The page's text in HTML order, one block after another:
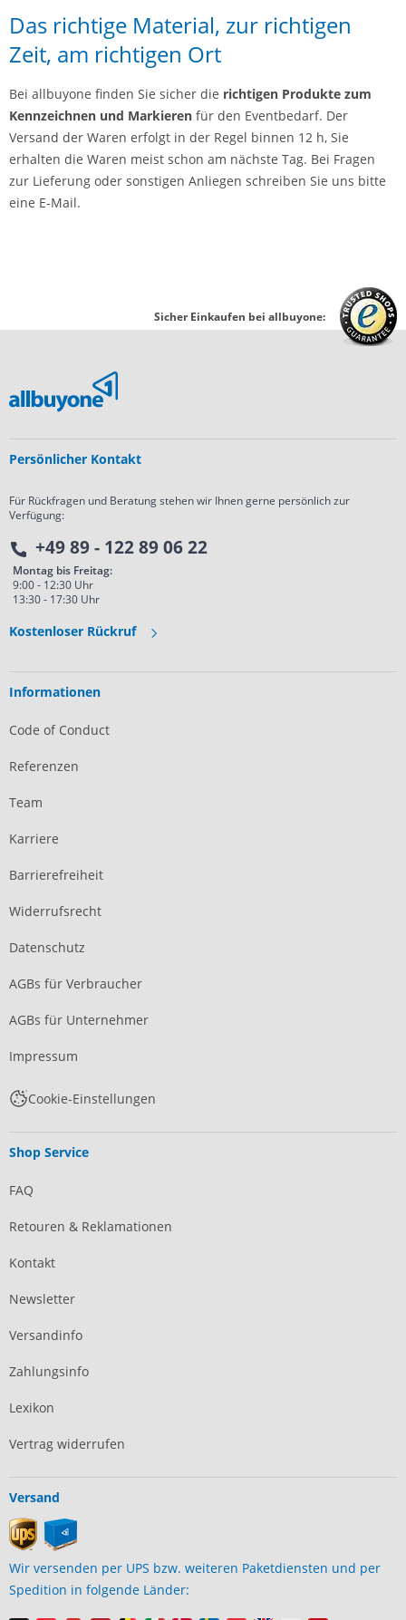
Das richtige Material, zur richtigen
Zeit, am richtigen Ort
Bei allbuyone finden Sie sicher die richtigen Produkte zum
Kennzeichnen und Markieren für den Eventbedarf. Der
Versand der Waren erfolgt in der Regel binnen 12 h, Sie
erhalten die Waren meist schon am nächste Tag. Bei Fragen
zur Lieferung oder sonstigen Anliegen schreiben Sie uns bitte
eine E-Mail.
Sicher Einkaufen bei allbuyone:
Persönlicher Kontakt
Für Rückfragen und Beratung stehen wir Ihnen gerne persönlich zur
Verfügung:
+49 89 - 122 89 06 22
Montag bis Freitag:
9:00 - 12:30 Uhr
13:30 - 17:30 Uhr
Kostenloser Rückruf
Informationen
Code of Conduct
Referenzen
Team
Karriere
Barrierefreiheit
Widerrufsrecht
Datenschutz
AGBs für Verbraucher
AGBs für Unternehmer
Impressum
Cookie-Einstellungen
Shop Service
FAQ
Retouren & Reklamationen
Kontakt
Newsletter
Versandinfo
Zahlungsinfo
Lexikon
Vertrag widerrufen
Versand
Wir versenden per UPS bzw. weiteren Paketdiensten und per
Spedition in folgende Länder: